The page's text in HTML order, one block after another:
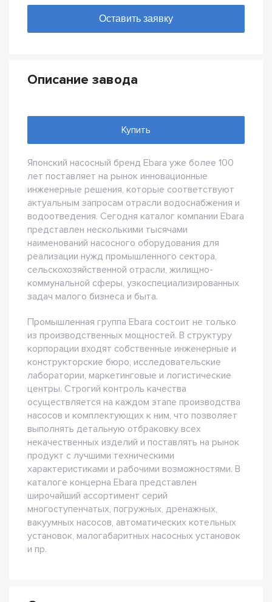
Описание завода
Купить
Японский насосный бренд Ebara уже более 100
лет поставляет на рынок инновационные
инженерные решения, которые соответствуют
актуальным запросам отрасли водоснабжения и
водоотведения. Сегодня каталог компании Ebara
представлен несколькими тысячами
наименований насосного оборудования для
реализации нужд промышленного сектора,
сельскохозяйственной отрасли, жилищно-
коммунальной сферы, узкоспециализированных
задач малого бизнеса и быта.
Промышленная группа Ebara состоит не только
из производственных мощностей. В структуру
корпорации входят собственные инженерные и
конструкторские бюро, исследовательские
лаборатории, маркетинговые и логистические
центры. Строгий контроль качества
осуществляется на каждом этапе производства
насосов и комплектующих к ним, что позволяет
выполнять детальную отбраковку всех
некачественных изделий и поставлять на рынок
продукт с лучшими техническими
характеристиками и рабочими возможностями. В
каталоге концерна Ebara представлен
широчайший ассортимент серий
многоступенчатых, погружных, дренажных,
вакуумных насосов, автоматических котельных
установок, малогабаритных насосных установок
и пр.